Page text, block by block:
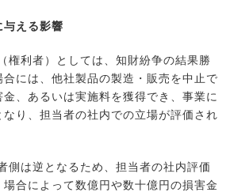
与える影響
権利者）としては、知財紛争の結果勝
には、他社製品の製造・販売を中止で
、あるいは実施料を獲得でき、事業に
り、担当者の社内での立場が評価され
側は逆となるため、担当者の社内評価
合によって数億円や数十億円の損害金